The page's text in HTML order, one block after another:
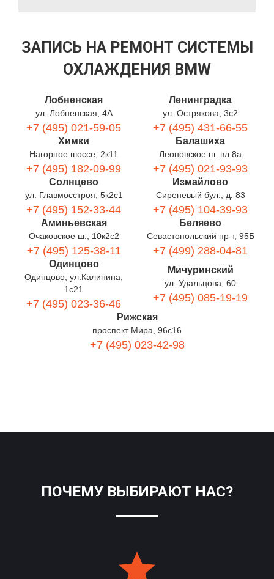
ЗАПИСЬ НА РЕМОНТ СИСТЕМЫ
ОХЛАЖДЕНИЯ BMW
Лобненская
ул. Лобненская, 4А
+7 (495) 021-59-05
Ленинградка
ул. Острякова, 3с2
+7 (495) 431-66-55
Химки
Нагорное шоссе, 2к11
+7 (495) 182-09-99
Балашиха
Леоновское ш. вл.8а
+7 (495) 021-93-93
Солнцево
ул. Главмосстроя, 5к2с1
+7 (495) 152-33-44
Измайлово
Сиреневый бул., д. 83
+7 (495) 104-39-93
Аминьевская
Очаковское ш., 10к2с2
+7 (495) 125-38-11
Беляево
Севастопольский пр-т, 95Б
+7 (499) 288-04-81
Одинцово
Одинцово, ул.Калинина,
1с21
+7 (495) 023-36-46
Мичуринский
ул. Удальцова, 60
+7 (495) 085-19-19
Рижская
проспект Мира, 96с16
+7 (495) 023-42-98
ПОЧЕМУ ВЫБИРАЮТ НАС?